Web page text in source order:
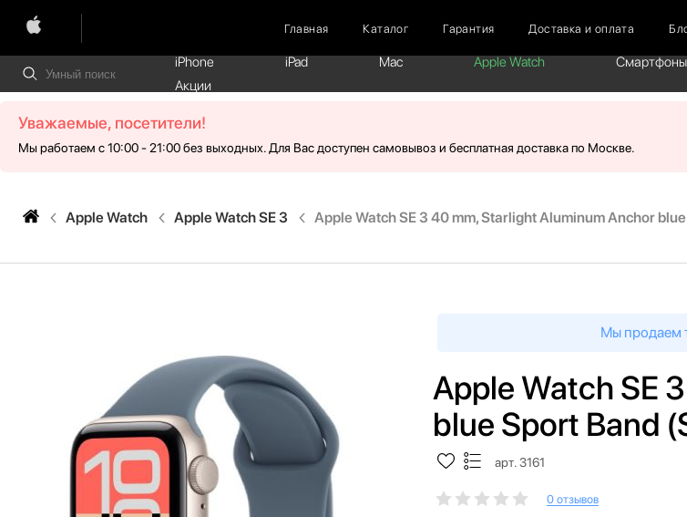
Главная Каталог Гарантия Доставка и оплата
iPhone iPad Mac Apple Watch
Акции
Уважаемые, посетители!
Мы работаем с 10:00 - 21:00 без выходных. Для Вас доступен самовывоз и бесплатная доставка по Москве.
Apple Watch Apple Watch SE 3 Apple Watch SE 3 40 mm, Starlight Aluminum Anchor
Мы продаем
Apple Watch SE
blue Sport Band
арт. 3161
0 отзывов